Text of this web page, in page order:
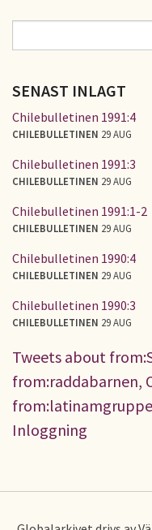
SÖKFORMULÄR
SENAST INLAGT
Chilebulletinen 1991:4
CHILEBULLETINEN 29 AUG
Chilebulletinen 1991:3
CHILEBULLETINEN 29 AUG
Chilebulletinen 1991:1-2
CHILEBULLETINEN 29 AUG
Chilebulletinen 1990:4
CHILEBULLETINEN 29 AUG
Chilebulletinen 1990:3
CHILEBULLETINEN 29 AUG
Tweets about
from:raddabarnen,
Inloggning